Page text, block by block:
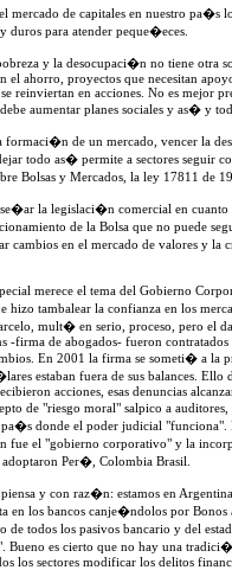
mercado de capitales en nuestro pa�s
duros para atender peque�eces.
y la desocupaci�n no tiene otra
el ahorro, proyectos que necesitan
reinviertan en acciones. No es mejor
aumentar planes sociales y as� y
formaci�n de un mercado, vencer la
todo as� permite a sectores seguir
Bolsas y Mercados, la ley 17811 de
la legislaci�n comercial en
de la Bolsa que no puede
cambios en el mercado de valores y
merece el tema del Gobierno
hizo tambalear la confianza en los
mult� en serio, proceso, pero el
-firma de abogados- fueron
En 2001 la firma se someti� a la
estaban fuera de sus balances.
acciones, esas denuncias
de "riesgo moral" salpico a
donde el poder judicial "funciona".
fue el "gobierno corporativo" y la
Per�, Colombia Brasil.
piensa y con raz�n: estamos en
en los bancos canje�ndolos por
de todos los pasivos bancario y del
Bueno es cierto que no hay una
los sectores modificar los delitos